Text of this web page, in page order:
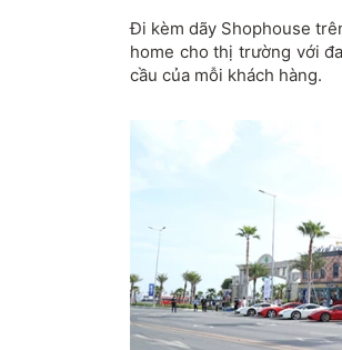
Đi kèm dãy Shophouse
home cho thị trường với
cầu của mỗi khách hàng.